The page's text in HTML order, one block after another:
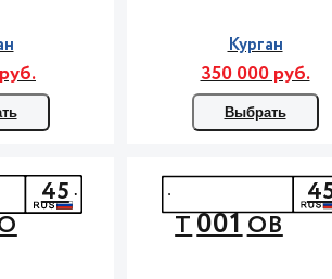
Курган
350 000 руб.
Выбрать
45
Т001ОВ